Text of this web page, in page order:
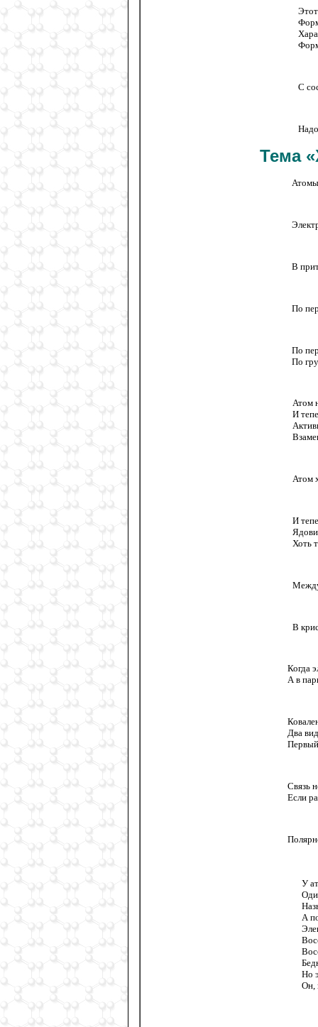
С
Тема
В
По
По
По
Атом
И
Атом
И
Хоть
В
Когда
А в
Два
Связь
Если
У
А
Но
Он,